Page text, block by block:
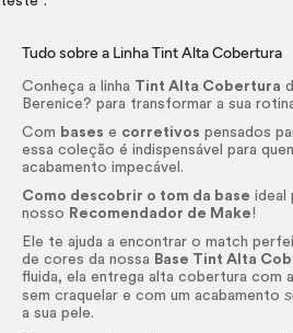
Tudo sobre a LinhaTintAlta Cobertura
Conheça a linha Tint Alta Cobertura
Berenice? para transformar a sua
Com bases e corretivos pensados
essa coleção é indispensável para
acabamento impecável.
Como descobrir o tom da base ideal
nosso Recomendador de Make!
Ele te ajuda a encontrar o match
de cores da nossa Base Tint Alta
fluida, ela entrega alta cobertura com
sem craquelar e com um acabamento
a sua pele.